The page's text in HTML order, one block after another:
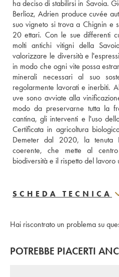
ha deciso di stabilirsi in Savoia.
Berlioz, Adrien produce cuvée
suo vigneto si trova a Chignin e
20 ettari. Con le sue differenti
molti antichi vitigni della
valorizzare le diversità e
in modo che ogni vite possa
minerali necessari al suo
regolarmente lavorati e inerbiti.
uve sono avviate alla
modo da preservarne tutta la
cantina, gli interventi e l'uso
Certificata in agricoltura
Demeter dal 2020, la tenuta
coerente, che mette al
biodiversità e il rispetto del lavoro
SCHEDA TECNICA
Hai riscontrato un problema su
POTREBBE PIACERTI